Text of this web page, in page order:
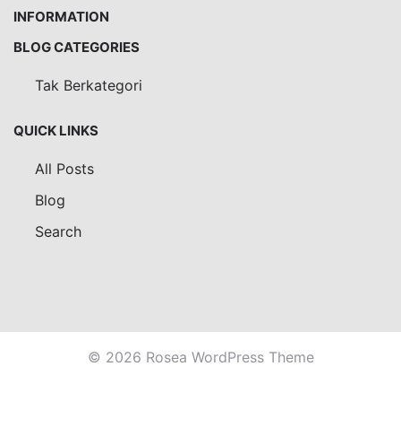
INFORMATION
BLOG CATEGORIES
Tak Berkategori
QUICK LINKS
All Posts
Blog
Search
© 2026 Rosea WordPress Theme